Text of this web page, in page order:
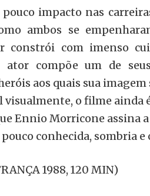
impacto nas
ambos se
constrói com imenso
ator compõe um de
aos quais sua
visualmente, o filme ainda
Ennio Morricone assina
conhecida, sombria e
1988, 120 MIN)